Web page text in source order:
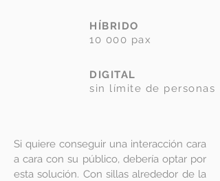
HÍBRIDO
10 000 pax
DIGITAL
sin límite de personas
Si quiere conseguir una interacción cara
a cara con su público, debería optar por
esta solución. Con sillas alrededor de la